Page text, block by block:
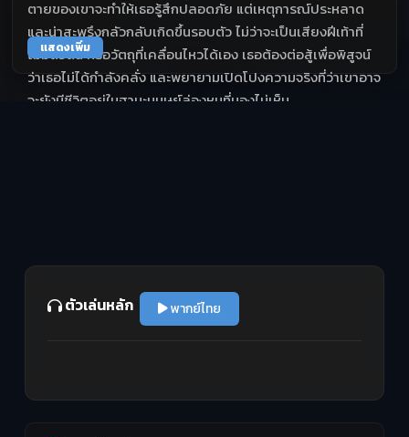
ตายของเขาจะทำให้เธอรู้สึกปลอดภัย แต่เหตุการณ์ประหลาด
และน่าสะพรึงกลัวกลับเกิดขึ้นรอบตัว ไม่ว่าจะเป็นเสียงฝีเท้าที่
ไม่มีตัวตน หรือวัตถุที่เคลื่อนไหวได้เอง เธอต้องต่อสู้เพื่อพิสูจน์
ว่าเธอไม่ได้กำลังคลั่ง และพยายามเปิดโปงความจริงที่ว่าเขาอาจ
จะยังมีชีวิตอยู่ในฐานะมนุษย์ล่องหนที่มองไม่เห็น
แสดงเพิ่ม
ตัวเล่นหลัก พากย์ไทย